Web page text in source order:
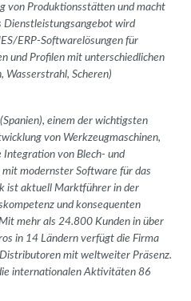
von Produktionsstätten und macht
Dienstleistungsangebot wird
ERP-Softwarelösungen für
und Profilen mit unterschiedlichen
Wasserstrahl, Scheren)
einem der wichtigsten
von Werkzeugmaschinen,
von Blech- und
modernster Software für das
ist aktuell Marktführer in der
und konsequenten
mehr als 24.800 Kunden in über
in 14 Ländern verfügt die Firma
mit weltweiter Präsenz.
internationalen Aktivitäten 86